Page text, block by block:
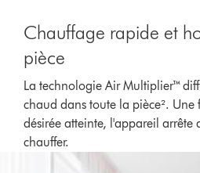
Chauffage rapide et
pièce
La technologie Air Multiplier™
chaud dans toute la pièce². Une
désirée atteinte, l'appareil arrête
chauffer.